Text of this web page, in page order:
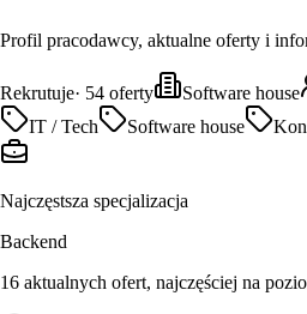
Profil pracodawcy, aktualne oferty i
Rekrutuje· 54 oferty Software house
IT / Tech
Software house
Najczęstsza specjalizacja
Backend
16 aktualnych ofert, najczęściej na